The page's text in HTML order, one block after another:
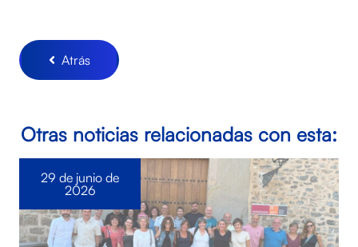
Atrás
Otras noticias relacionadas con esta:
29 de junio de
2026